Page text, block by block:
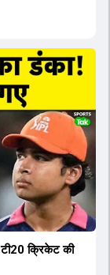
दबाया। टीम
और एनालिस्ट
Rasikh Salam
शानदार प्रदर्शन
गया, जहां वह
हैं। कप्तान Rajat
एनालिस्ट से लेकर
कंफ्यूजन नहीं
है।
क्रिकेट की